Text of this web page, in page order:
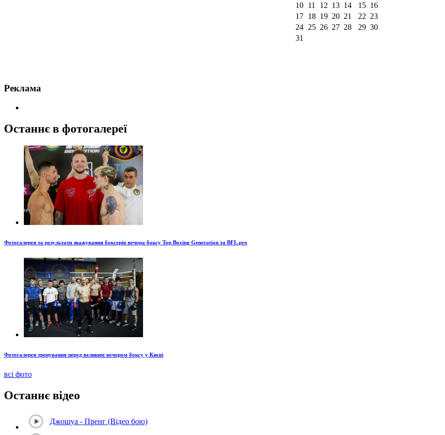
10
11 12 13 14 15 16
17
18 19 20 21 22 23
24
25 26 27 28 29 30
31
Реклама
Останнє в фотогалереї
Фотогалерея та результати зважування боксерів вечора боксу Top Boxing Generation та BFL.pro
Фотогалерея тренування перед великим вечором боксу у Києві
всі фото
Останнє відео
Джошуа - Пренг (Відео бою)